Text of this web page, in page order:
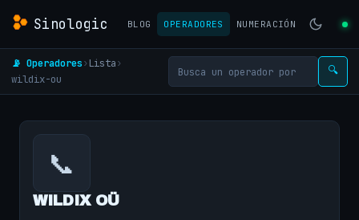
Sinologic BLOG OPERADORES NUMERACIÓN
📡 Operadores› Lista›
wildix-ou
🔍
📞
WILDIX OÜ